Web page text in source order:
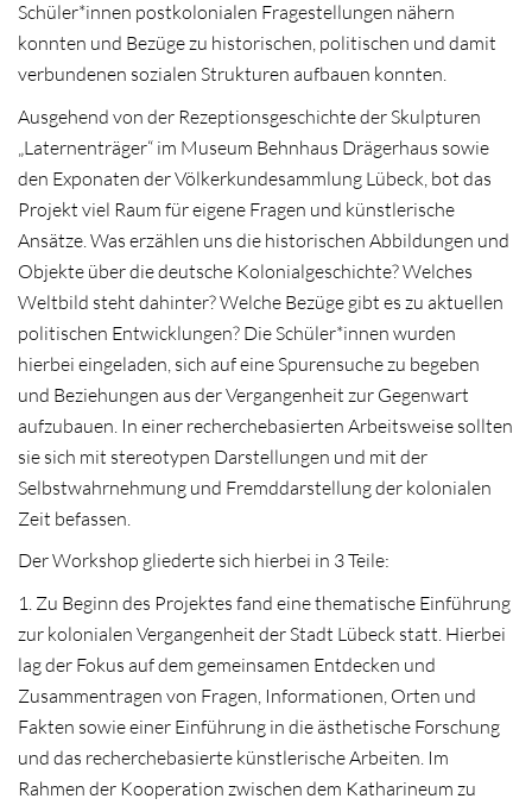
Schüler*innen postkolonialen Fragestellungen nähern
konnten und Bezüge zu historischen, politischen und damit
verbundenen sozialen Strukturen aufbauen konnten.
Ausgehend von der Rezeptionsgeschichte der Skulpturen
„Laternenträger“ im Museum Behnhaus Drägerhaus sowie
den Exponaten der Völkerkundesammlung Lübeck, bot das
Projekt viel Raum für eigene Fragen und künstlerische
Ansätze. Was erzählen uns die historischen Abbildungen und
Objekte über die deutsche Kolonialgeschichte? Welches
Weltbild steht dahinter? Welche Bezüge gibt es zu aktuellen
politischen Entwicklungen? Die Schüler*innen wurden
hierbei eingeladen, sich auf eine Spurensuche zu begeben
und Beziehungen aus der Vergangenheit zur Gegenwart
aufzubauen. In einer recherchebasierten Arbeitsweise sollten
sie sich mit stereotypen Darstellungen und mit der
Selbstwahrnehmung und Fremddarstellung der kolonialen
Zeit befassen.
Der Workshop gliederte sich hierbei in 3 Teile:
1. Zu Beginn des Projektes fand eine thematische Einführung
zur kolonialen Vergangenheit der Stadt Lübeck statt. Hierbei
lag der Fokus auf dem gemeinsamen Entdecken und
Zusammentragen von Fragen, Informationen, Orten und
Fakten sowie einer Einführung in die ästhetische Forschung
und das recherchebasierte künstlerische Arbeiten. Im
Rahmen der Kooperation zwischen dem Katharineum zu